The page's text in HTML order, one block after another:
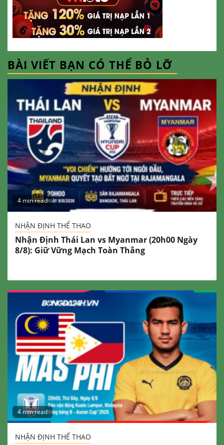
BÀI VIẾT BẠN CÓ THỂ BỎ LỠ
4 min read
NHẬN ĐỊNH THỂ THAO
Nhận Định Thái Lan vs Myanmar (20h00 Ngày
8/8): Giữ Vững Mạch Toàn Thắng
4 min read
NHẬN ĐỊNH THỂ THAO